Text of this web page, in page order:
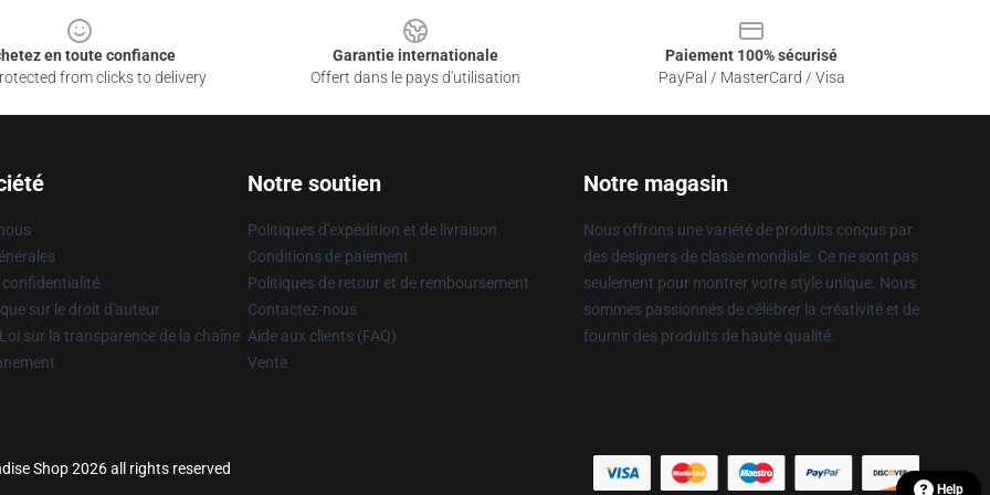
en toute confiance
from clicks to delivery
Garantie internationale
Offert dans le pays d'utilisation
Paiement 100% sécurisé
PayPal / MasterCard / Visa
confidentialité
sur le droit d'auteur
sur la transparence de la chaîne
Notre soutien
Politiques d'expédition et de livraison
Conditions de paiement
Politiques de retour et de remboursement
Contactez-nous
Aide aux clients (FAQ)
Vente
Notre magasin
Nous offrons une variété de produits conçus par
des designers de classe mondiale. Ce ne sont pas
seulement pour montrer votre style unique. Nous
sommes passionnés de célébrer la créativité et de
fournir des produits de haute qualité.
Shop 2026 all rights reserved
Help